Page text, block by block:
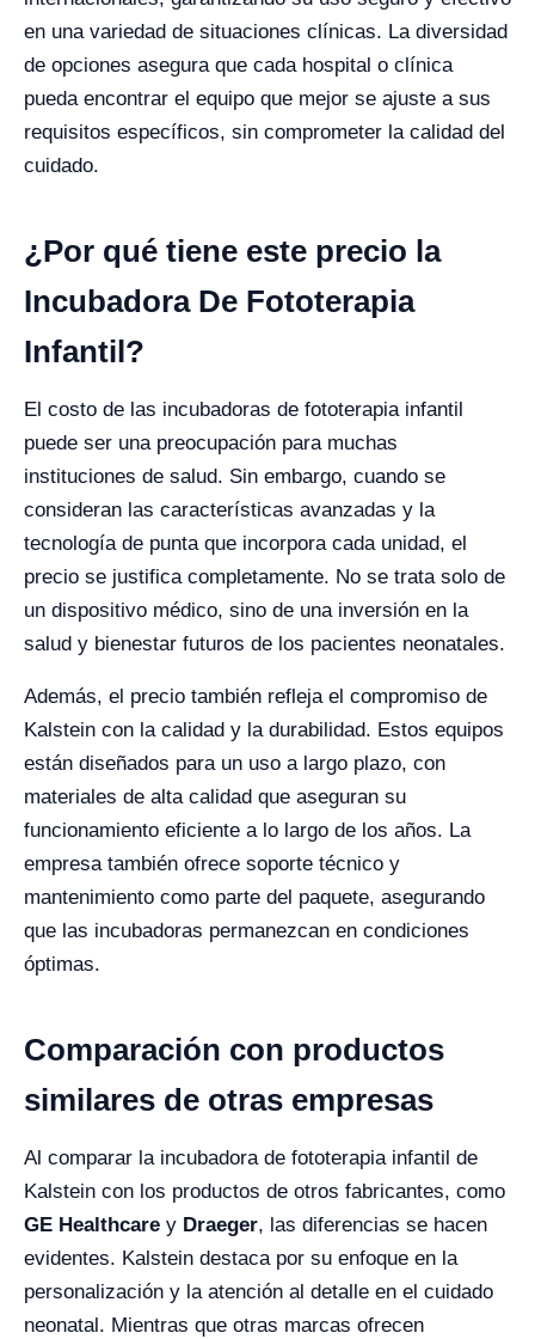
en una variedad de situaciones clínicas. La diversidad
de opciones asegura que cada hospital o clínica
pueda encontrar el equipo que mejor se ajuste a sus
requisitos específicos, sin comprometer la calidad del
cuidado.
¿Por qué tiene este precio la
Incubadora De Fototerapia
Infantil?
El costo de las incubadoras de fototerapia infantil
puede ser una preocupación para muchas
instituciones de salud. Sin embargo, cuando se
consideran las características avanzadas y la
tecnología de punta que incorpora cada unidad, el
precio se justifica completamente. No se trata solo de
un dispositivo médico, sino de una inversión en la
salud y bienestar futuros de los pacientes neonatales.
Además, el precio también refleja el compromiso de
Kalstein con la calidad y la durabilidad. Estos equipos
están diseñados para un uso a largo plazo, con
materiales de alta calidad que aseguran su
funcionamiento eficiente a lo largo de los años. La
empresa también ofrece soporte técnico y
mantenimiento como parte del paquete, asegurando
que las incubadoras permanezcan en condiciones
óptimas.
Comparación con productos
similares de otras empresas
Al comparar la incubadora de fototerapia infantil de
Kalstein con los productos de otros fabricantes, como
GE Healthcare y Draeger, las diferencias se hacen
evidentes. Kalstein destaca por su enfoque en la
personalización y la atención al detalle en el cuidado
neonatal. Mientras que otras marcas ofrecen